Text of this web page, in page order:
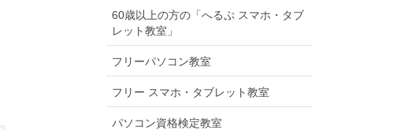
60歳以上の方の「へるぷ スマホ・タブ
レット教室」
フリーパソコン教室
フリー スマホ・タブレット教室
パソコン資格検定教室